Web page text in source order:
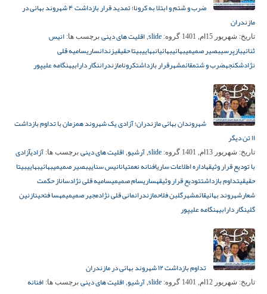
ضرب و شتم و ابتلا به کرونا؛ تمدید قرار بازداشت ۴ شهروند بهائی در
مازندران
تاریخ: شهریور 15ام, 1401 گروه: slide
, اقلیت های دینی برچسب ها: انیس
ثنائیبازپرسیبصیر صمیمیبهائیبهائیانبهاییبیتا حقیقیزندانساریسامیه قلی
نژادشکنجهضرب و شتمقائمشهرقرار بازداشتکرونامازندراننگار دارابیهنگامه علیپور
شهروندان بهائی مازندران؛ آزادی یک شهروند همزمان با تداوم بازداشت
۱۱ تن دیگر
تاریخ: شهریور 13ام, 1401 گروه: slide
, آرشیو, اقلیت های دینی برچسب ها: آزادیآزادی
با تودیع قرار وثیقهاداره اطلاعات ساریافنانه نعمتیانانیس سناییبصیر صمیمیبهائیبهاییبیتا
حقیقیتداوم بازداشتتودیع قرار وثیقهساریسام صمیمیسامیه قلی نژادساناز حکمت
شعارشهروند بهائیقائمشهرگلبن فلاحمازندرانمانی قلی نژادمجیر صمیمیمهسا فتحینازنین
گلینگار دارابیهنگامه علیپور
تداوم بازداشت ۱۲ شهروند بهائی در مازندران
تاریخ: شهریور 12ام, 1401 گروه: slide
, آرشیو, اقلیت های دینی برچسب ها: افنانه